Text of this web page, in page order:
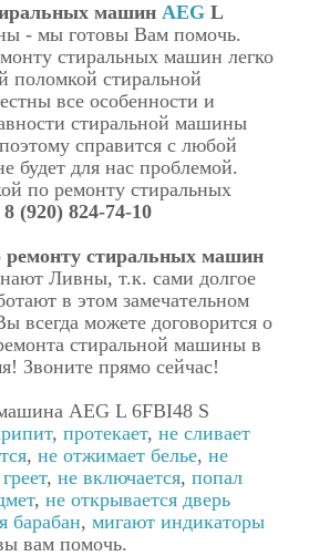
машинAEG L
- мы готовы Вам помочь.
стиральных машин легко
поломкой стиральной
все особенности и
стиральной машины
справится с любой
будет для нас проблемой.
по ремонту стиральных
8 (920) 824-74-10
ремонту стиральных машин
Ливны, т.к. сами долгое
в этом замечательном
всегда можете договорится о
стиральной машины в
Звоните прямо сейчас!
AEG L 6FBI48 S
,протекает,не сливает
,не отжимает белье,не
,не включается,попал
,не открывается дверь
барабан,мигают индикаторы
вам помочь.